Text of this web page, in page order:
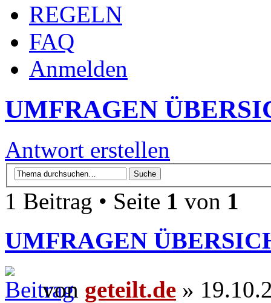
REGELN
FAQ
Anmelden
UMFRAGEN
Antwort erstellen
1 Beitrag • Seite 1 von 1
UMFRAGEN
von geteilt.de »